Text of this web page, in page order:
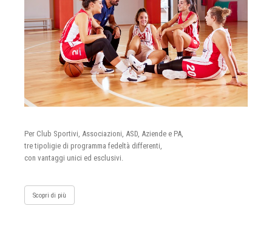
Per Club Sportivi, Associazioni, ASD, Aziende e PA,
tre tipoligie di programma fedeltà differenti,
con vantaggi unici ed esclusivi.
Scopri di più